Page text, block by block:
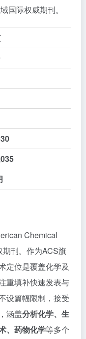
国际权威期刊。
Chemical
刊。作为ACS旗
定位是覆盖化学及
重填补快速发表与
设篇幅限制，接受
涵盖分析化学、生
、药物化学等多个